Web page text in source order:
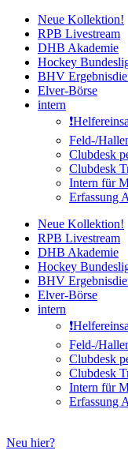
Zum
Inhalt
springen
Neue Kollektion!
RPB Livestream
DHB Akademie
Hockey
BHV
Elver-Börse
intern
Feld-/
Clubdesk
Clubdesk
Intern für
Erfassung
Neue Kollektion!
RPB Livestream
DHB Akademie
Hockey
BHV
Elver-Börse
intern
Feld-/
Clubdesk
Clubdesk
Intern für
Erfassung
Neu hier?